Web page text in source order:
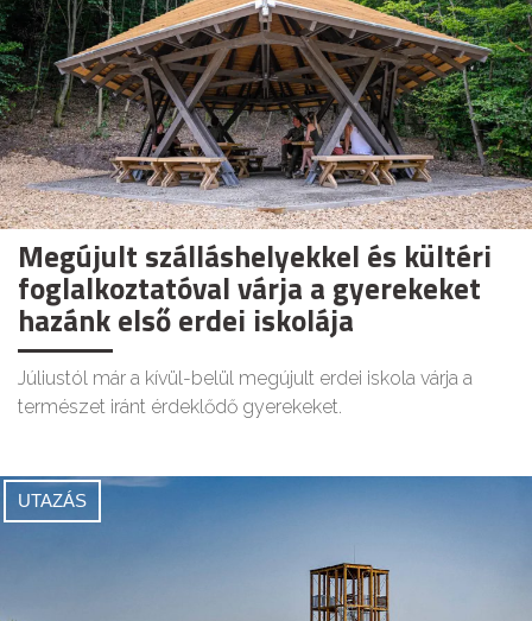
Megújult szálláshelyekkel és kültéri
foglalkoztatóval várja a gyerekeket
hazánk első erdei iskolája
Júliustól már a kívül-belül megújult erdei iskola várja a
természet iránt érdeklődő gyerekeket.
UTAZÁS